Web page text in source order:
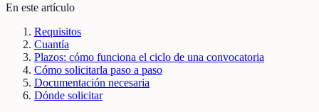
En este artículo
Requisitos
Cuantía
Plazos: cómo funciona el ciclo de una convocatoria
Cómo solicitarla paso a paso
Documentación necesaria
Dónde solicitar